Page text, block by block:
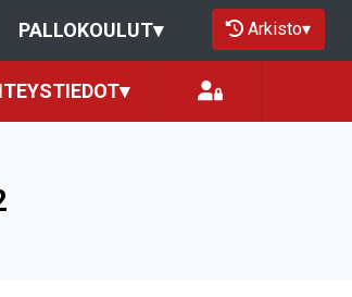
PALLOKOULUT▾ Arkisto▾
▾